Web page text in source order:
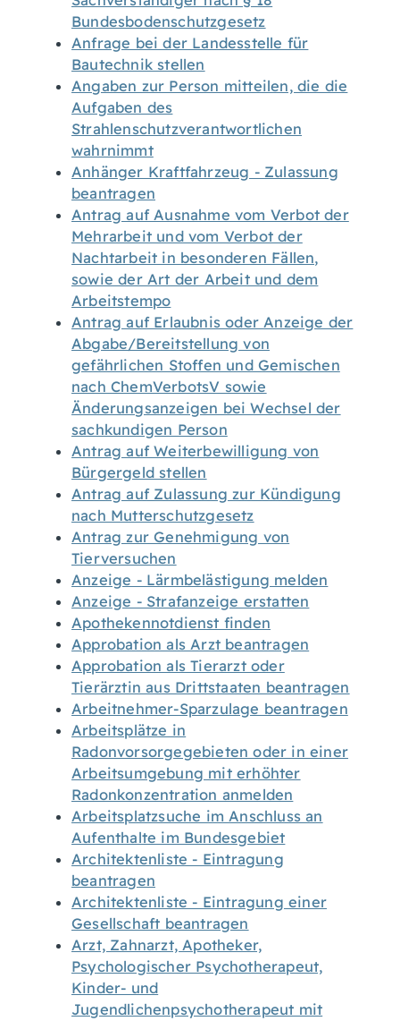
Bundesbodenschutzgesetz
Anfrage bei der Landesstelle für
Bautechnik stellen
Angaben zur Person mitteilen, die die
Aufgaben des
Strahlenschutzverantwortlichen
wahrnimmt
Anhänger Kraftfahrzeug - Zulassung
beantragen
Antrag auf Ausnahme vom Verbot der
Mehrarbeit und vom Verbot der
Nachtarbeit in besonderen Fällen,
sowie der Art der Arbeit und dem
Arbeitstempo
Antrag auf Erlaubnis oder Anzeige der
Abgabe/Bereitstellung von
gefährlichen Stoffen und Gemischen
nach ChemVerbotsV sowie
Änderungsanzeigen bei Wechsel der
sachkundigen Person
Antrag auf Weiterbewilligung von
Bürgergeld stellen
Antrag auf Zulassung zur Kündigung
nach Mutterschutzgesetz
Antrag zur Genehmigung von
Tierversuchen
Anzeige - Lärmbelästigung melden
Anzeige - Strafanzeige erstatten
Apothekennotdienst finden
Approbation als Arzt beantragen
Approbation als Tierarzt oder
Tierärztin aus Drittstaaten beantragen
Arbeitnehmer-Sparzulage beantragen
Arbeitsplätze in
Radonvorsorgegebieten oder in einer
Arbeitsumgebung mit erhöhter
Radonkonzentration anmelden
Arbeitsplatzsuche im Anschluss an
Aufenthalte im Bundesgebiet
Architektenliste - Eintragung
beantragen
Architektenliste - Eintragung einer
Gesellschaft beantragen
Arzt, Zahnarzt, Apotheker,
Psychologischer Psychotherapeut,
Kinder- und
Jugendlichenpsychotherapeut mit